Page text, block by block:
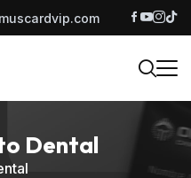
Dental